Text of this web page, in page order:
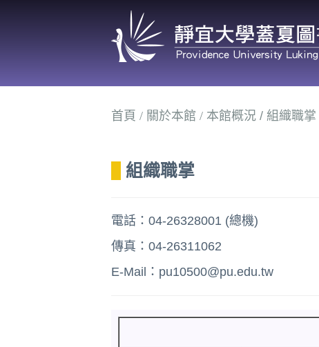
內
首頁 / 關於本館 / 本館概況 / 組織職掌
組織職掌
電話：04-26328001 (總機)
傳真：04-26311062
E-Mail： pu10500@pu.edu.tw